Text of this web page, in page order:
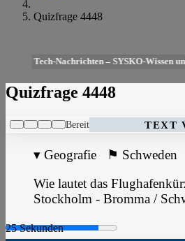
Quizfrage 4448
Tech-Nachrichten – SYSKO-Wissen
Quizfrage 4448
Bereit TEXT
▾ Geografie ⚑ Schweden
Wie lautet das
Stockholm - Bromma /